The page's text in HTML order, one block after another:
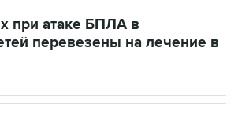
перевезены на лечение в